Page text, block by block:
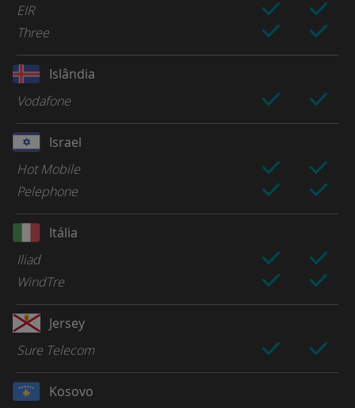
EIR
Three
Islândia
Vodafone
Israel
Hot Mobile
Pelephone
Itália
Iliad
WindTre
Jersey
Sure Telecom
Kosovo